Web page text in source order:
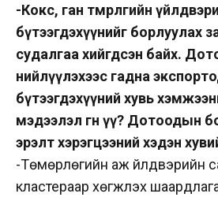
-Кокс, ган төмөрлөгийн
бүтээгдэхүүнийг борлуулах
судалгаа хийгдсэн байх.
нийлүүлэхээс гадна
бүтээгдэхүүний хувь
мэдээлэл өгнө үү? Дотоодын
эрэлт хэрэгцээний хэдэн
-Төмөрлөгийн аж үйлдвэрийн
кластераар хөгжүүлэх